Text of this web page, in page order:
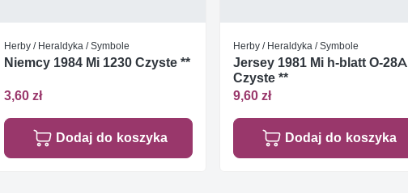
Herby / Heraldyka / Symbole
Niemcy 1984 Mi 1230 Czyste **
3,60 zł
Dodaj do koszyka
Herby / Heraldyka / Symbole
Jersey 1981 Mi h-blatt O-28A
Czyste **
9,60 zł
Dodaj do koszyka